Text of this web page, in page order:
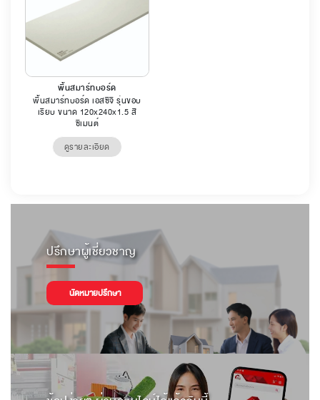
พื้นสมาร์ทบอร์ด
พื้นสมาร์ทบอร์ด เอสซีจี รุ่นขอบ
เรียบ ขนาด 120x240x1.5 สี
ซีเมนต์
ดูรายละเอียด
ปรึกษาผู้เชี่ยวชาญ
นัดหมายปรึกษา